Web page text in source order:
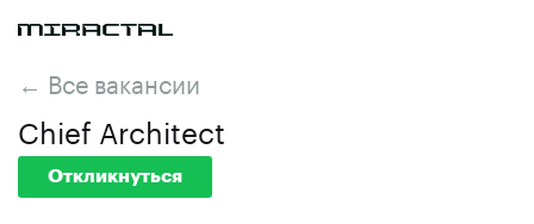
← Все вакансии
Chief Architect
Откликнуться